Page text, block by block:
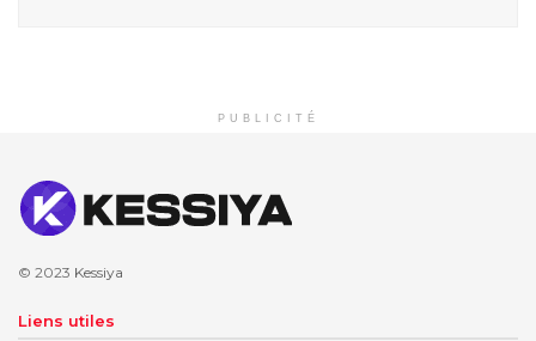
PUBLICITÉ
© 2023 Kessiya
Liens utiles